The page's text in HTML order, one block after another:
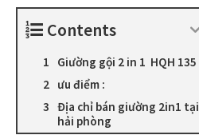
Contents
Giường gội 2 in 1 HQH 135
ưu điểm :
Địa chỉ bán giường 2in1 tại
hải phòng